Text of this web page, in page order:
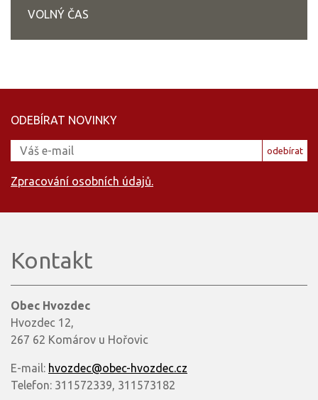
VOLNÝ ČAS
ODEBÍRAT NOVINKY
odebírat
Zpracování osobních údajů.
Kontakt
Obec Hvozdec
Hvozdec 12,
267 62 Komárov u Hořovic
E-mail: hvozdec@obec-hvozdec.cz
Telefon: 311572339, 311573182